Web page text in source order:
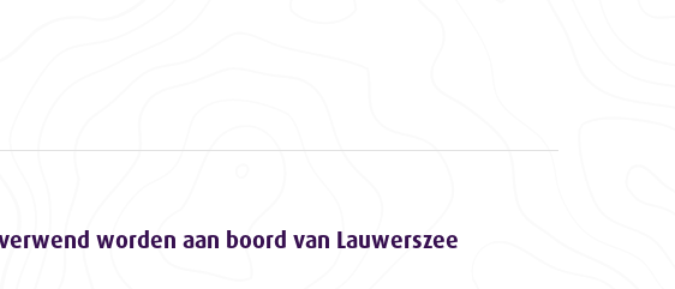
worden aan boord van Lauwerszee